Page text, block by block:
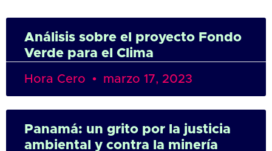
Análisis sobre el proyecto Fondo
Verde para el Clima
Hora Cero marzo 17, 2023
Panamá: un grito por la justicia
ambiental y contra la minería